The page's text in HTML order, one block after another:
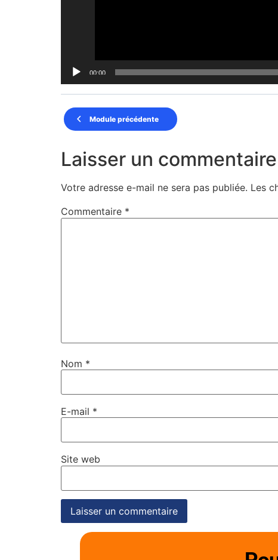
00:00
Module précédente
Laisser un commentaire
Votre adresse e-mail ne sera pas publiée. Les
Commentaire *
Nom *
E-mail *
Site web